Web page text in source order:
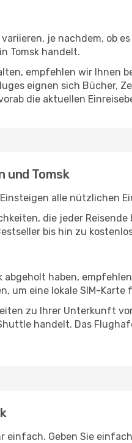
je nachdem, ob
Tomsk handelt.
empfehlen wir Ihnen
eignen sich Bücher,
die aktuellen
und Tomsk
alle nützlichen
die jeder
bis hin zu
abgeholt haben,
um eine lokale SIM-
zu Ihrer Unterkunft
handelt. Das
einfach. Geben Sie